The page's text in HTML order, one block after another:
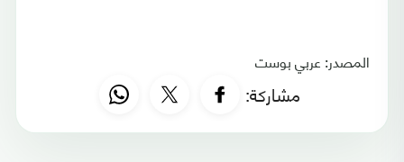
المصدر: عربي بوست
مشاركة: